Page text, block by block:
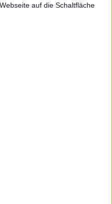
auf die Schaltfläche
wenig Druck.